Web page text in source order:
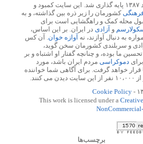
فضول محله در ۱۳ اسفند ۱۳۸۷ پایه گذاری شد. این سایت کمبود و
کشورمان را زیر ذره بین گذاشته، و به
محله کمک و راهگشایی است برای
و آزادی در ایران. بر این اساس،
به دنبال آوازند، نه آوازه خوان . آن کس
و سربلندی کشورمان سخن گوید،
ما بوده، و چنانچه گفتار او اشتباه و بر
دموکراسی مردم ایران باشد، مورد
قرار خواهد گرفت. برای آگاهی شما خواننده
Cookie Policy
This work is licensed under a
برچسب‌ها